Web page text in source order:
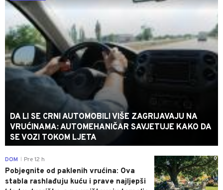
DA LI SE CRNI AUTOMOBILI VIŠE ZAGRIJAVAJU NA
VRUĆINAMA: AUTOMEHANIČAR SAVJETUJE KAKO DA
SE VOZI TOKOM LJETA
0
DOM Pre 12 h
Pobjegnite od paklenih vrućina: Ova
stabla rashlađuju kuću i prave najljepši